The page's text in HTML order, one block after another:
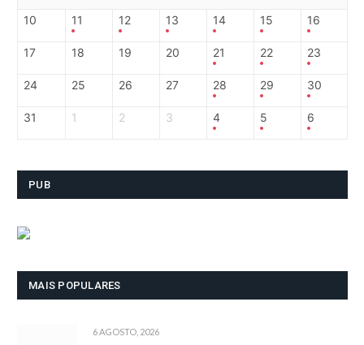
10 11 12 13 14 15 16
17 18 19 20 21 22 23
24 25 26 27 28 29 30
31 1 2 3 4 5 6
PUB
MAIS POPULARES
6 AGOSTO, 2026